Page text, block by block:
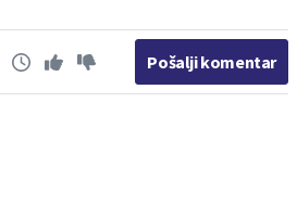
Pošalji komentar